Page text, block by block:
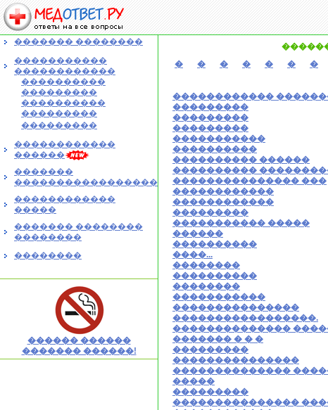
������� ��������
�����������
������������
����������
���������
����������
���������
���������
������������
������
�������
�����������������
������������
�����
������� ��������
��������
��������
������ ������
������� ������!
�
� � � � � �
������������
���������
���������
���������
�����������
����������
���������� ������
����������
��������������� ���
������������
������������
���������
����������� �����
������
����������
����...
��������
����������
��������
�����������
���������������
�����������������.
��������������
������� � � �
���������
���������������
��������������
�����
���������
���������������